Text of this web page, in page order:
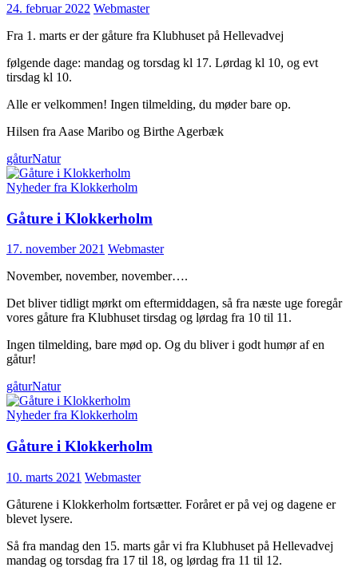
24. februar 2022 Webmaster
Fra 1. marts er der gåture fra Klubhuset på Hellevadvej
følgende dage: mandag og torsdag kl 17. Lørdag kl 10, og evt
tirsdag kl 10.
Alle er velkommen! Ingen tilmelding, du møder bare op.
Hilsen fra Aase Maribo og Birthe Agerbæk
gåturNatur
Nyheder fra Klokkerholm
Gåture i Klokkerholm
17. november 2021 Webmaster
November, november, november….
Det bliver tidligt mørkt om eftermiddagen, så fra næste uge foregår
vores gåture fra Klubhuset tirsdag og lørdag fra 10 til 11.
Ingen tilmelding, bare mød op. Og du bliver i godt humør af en
gåtur!
gåturNatur
Nyheder fra Klokkerholm
Gåture i Klokkerholm
10. marts 2021 Webmaster
Gåturene i Klokkerholm fortsætter. Foråret er på vej og dagene er
blevet lysere.
Så fra mandag den 15. marts går vi fra Klubhuset på Hellevadvej
mandag og torsdag fra 17 til 18, og lørdag fra 11 til 12.